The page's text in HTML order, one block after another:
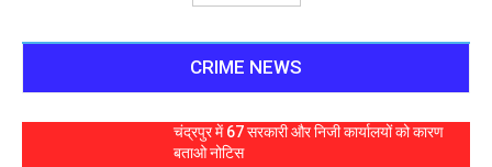
CRIME NEWS
चंद्रपुर में 67 सरकारी और निजी कार्यालयों को कारण
बताओ नोटिस